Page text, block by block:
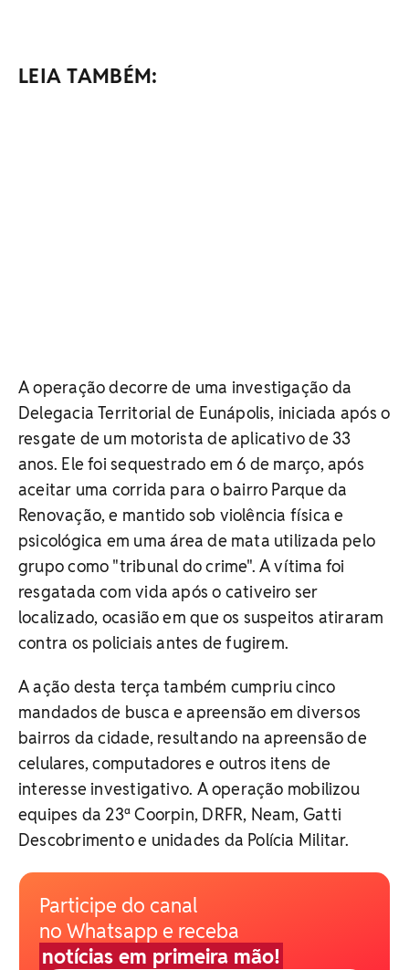
LEIA TAMBÉM:
A operação decorre de uma investigação da
Delegacia Territorial de Eunápolis, iniciada após o
resgate de um motorista de aplicativo de 33
anos. Ele foi sequestrado em 6 de março, após
aceitar uma corrida para o bairro Parque da
Renovação, e mantido sob violência física e
psicológica em uma área de mata utilizada pelo
grupo como "tribunal do crime". A vítima foi
resgatada com vida após o cativeiro ser
localizado, ocasião em que os suspeitos atiraram
contra os policiais antes de fugirem.
A ação desta terça também cumpriu cinco
mandados de busca e apreensão em diversos
bairros da cidade, resultando na apreensão de
celulares, computadores e outros itens de
interesse investigativo. A operação mobilizou
equipes da 23ª Coorpin, DRFR, Neam, Gatti
Descobrimento e unidades da Polícia Militar.
Participe do canal
no Whatsapp e receba
notícias em primeira mão!